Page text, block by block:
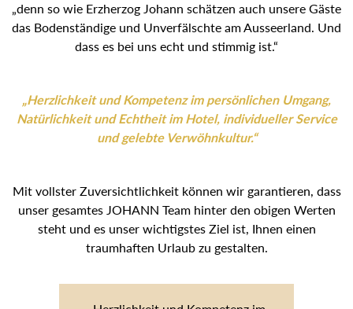
„denn so wie Erzherzog Johann schätzen auch unsere Gäste
das Bodenständige und Unverfälschte am Ausseerland. Und
dass es bei uns echt und stimmig ist.“
„Herzlichkeit und Kompetenz im persönlichen Umgang,
Natürlichkeit und Echtheit im Hotel, individueller Service
und gelebte Verwöhnkultur.“
Mit vollster Zuversichtlichkeit können wir garantieren, dass
unser gesamtes JOHANN Team hinter den obigen Werten
steht und es unser wichtigstes Ziel ist, Ihnen einen
traumhaften Urlaub zu gestalten.